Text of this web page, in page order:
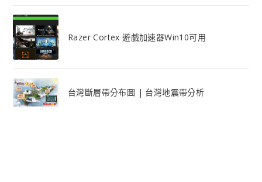
Razer Cortex 遊戲加速器Win10可用
台灣斷層帶分布圖 | 台灣地震帶分析